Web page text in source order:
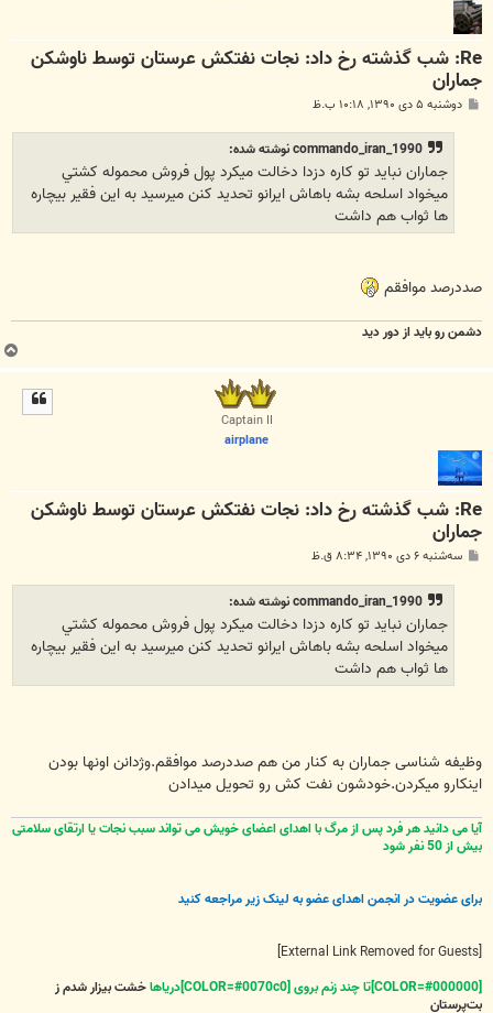
Re: شب گذشته رخ داد: نجات نفتکش عرستان توسط ناوشکن
جماران
پ دوشنبه ۵ دی ۱۳۹۰, ۱۰:۱۸ ب.ظ
commando_iran_1990 نوشته شده:
جماران نبايد تو كاره دزدا دخالت ميكرد پول فروش محموله كشتي
ميخواد اسلحه بشه باهاش ايرانو تحديد كنن ميرسيد به اين فقير بيچاره
ها ثواب هم داشت
صددرصد موافقم
دشمن رو باید از دور دید
ب
ا
Captain II
airplane
Re: شب گذشته رخ داد: نجات نفتکش عرستان توسط ناوشکن
جماران
پ سه‌شنبه ۶ دی ۱۳۹۰, ۸:۳۴ ق.ظ
commando_iran_1990 نوشته شده:
جماران نبايد تو كاره دزدا دخالت ميكرد پول فروش محموله كشتي
ميخواد اسلحه بشه باهاش ايرانو تحديد كنن ميرسيد به اين فقير بيچاره
ها ثواب هم داشت
وظیفه شناسی جماران به کنار من هم صددرصد موافقم.وژدانن اونها بودن
اینکارو میکردن.خودشون نفت کش رو تحویل میدادن
آیا می دانید هر فرد پس از مرگ با اهدای اعضای خویش می تواند سبب نجات یا ارتقای سلامتی
بیش از 50 نفر شود
برای عضویت در انجمن اهدای عضو به لینک زیر مراجعه کنید
خشت بیزار شدم ز
بت‌پرستان